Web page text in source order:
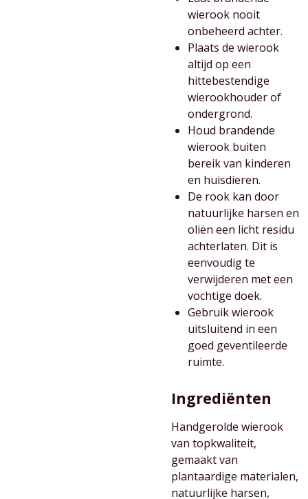
wierook nooit
onbeheerd achter.
Plaats de wierook
altijd op een
hittebestendige
wierookhouder of
ondergrond.
Houd brandende
wierook buiten
bereik van kinderen
en huisdieren.
De rook kan door
natuurlijke harsen en
oliën een licht residu
achterlaten. Dit is
eenvoudig te
verwijderen met een
vochtige doek.
Gebruik wierook
uitsluitend in een
goed geventileerde
ruimte.
Ingrediënten
Handgerolde wierook
van topkwaliteit,
gemaakt van
plantaardige materialen,
natuurlijke harsen,